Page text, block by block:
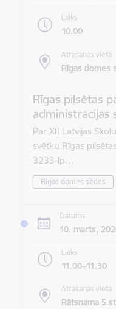
Laiks
10.00
Atrašanās vieta
Rīgas domes
Rīgas pilsētas
administrācijas
Par XII Latvijas
svētku Rīgas
3233-lp…
Rīgas domes sēdes
Datums
10. marts,
Laiks
11.00–11.30
Atrašanās vieta
Rātsnama